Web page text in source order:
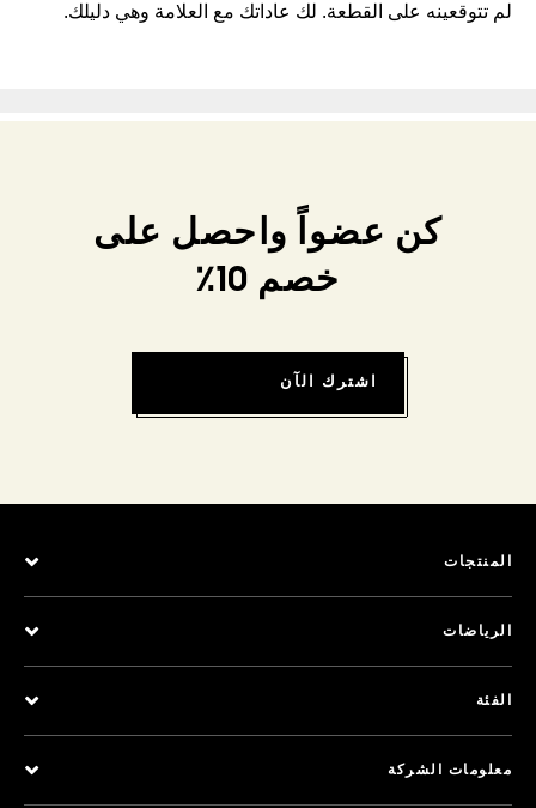
لم تتوقعينه على القطعة. لك عاداتك مع العلامة وهي دليلك.
كن عضواً واحصل على
خصم 10٪
اشترك الآن
المنتجات
الرياضات
الفئة
معلومات الشركة